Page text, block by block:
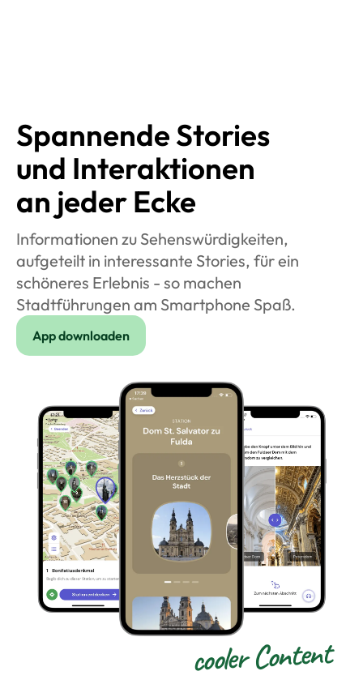
Spannende Stories
und Inter­aktionen
an jeder Ecke
Informationen zu Sehenswürdigkeiten,
aufgeteilt in interessante Stories, für ein
schöneres Erlebnis - so machen
Stadtführungen am Smartphone Spaß.
App downloaden
cooler Content